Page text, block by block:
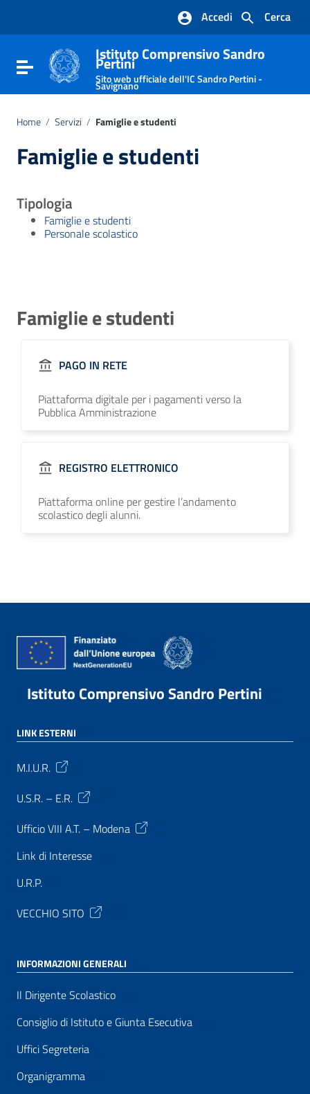
Vai al footer
Cerca
Accedi
Attiva / disattiva la navigazione
Istituto Comprensivo Sandro
Pertini
Sito web ufficiale dell'IC Sandro Pertini -
Savignano
Home / Servizi / Famiglie e studenti
Famiglie e studenti
Tipologia
Famiglie e studenti
Personale scolastico
Famiglie e studenti
PAGO IN RETE
Piattaforma digitale per i pagamenti verso la
Pubblica Amministrazione
REGISTRO ELETTRONICO
Piattaforma online per gestire l’andamento
scolastico degli alunni.
Istituto Comprensivo Sandro Pertini
LINK ESTERNI
M.I.U.R.
U.S.R. – E.R.
Ufficio VIII A.T. – Modena
Link di Interesse
U.R.P.
VECCHIO SITO
INFORMAZIONI GENERALI
Il Dirigente Scolastico
Consiglio di Istituto e Giunta Esecutiva
Uffici Segreteria
Organigramma